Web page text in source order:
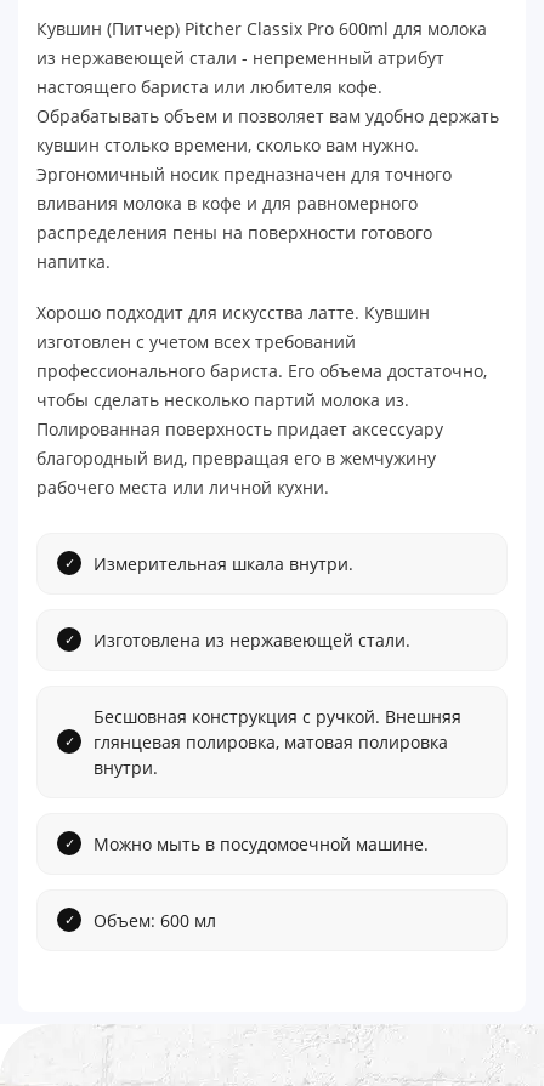
Кувшин (Питчер) Pitcher Classix Pro 600ml для молока
из нержавеющей стали - непременный атрибут
настоящего бариста или любителя кофе.
Обрабатывать объем и позволяет вам удобно держать
кувшин столько времени, сколько вам нужно.
Эргономичный носик предназначен для точного
вливания молока в кофе и для равномерного
распределения пены на поверхности готового
напитка.
Хорошо подходит для искусства латте. Кувшин
изготовлен с учетом всех требований
профессионального бариста. Его объема достаточно,
чтобы сделать несколько партий молока из.
Полированная поверхность придает аксессуару
благородный вид, превращая его в жемчужину
рабочего места или личной кухни.
Измерительная шкала внутри.
Изготовлена из нержавеющей стали.
Бесшовная конструкция с ручкой. Внешняя
глянцевая полировка, матовая полировка
внутри.
Можно мыть в посудомоечной машине.
Объем: 600 мл